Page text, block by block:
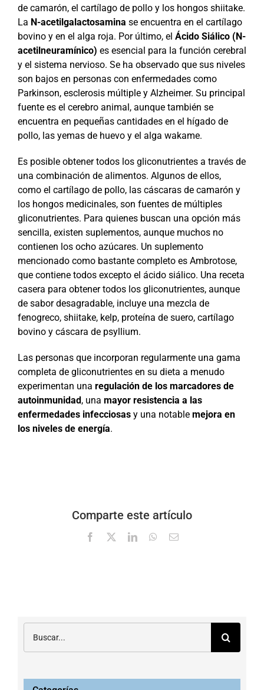
de camarón, el cartílago de pollo y los hongos shiitake.
La N-acetilgalactosamina se encuentra en el cartílago
bovino y en el alga roja. Por último, el Ácido Siálico (N-
acetilneuramínico) es esencial para la función cerebral
y el sistema nervioso. Se ha observado que sus niveles
son bajos en personas con enfermedades como
Parkinson, esclerosis múltiple y Alzheimer. Su principal
fuente es el cerebro animal, aunque también se
encuentra en pequeñas cantidades en el hígado de
pollo, las yemas de huevo y el alga wakame.
Es posible obtener todos los gliconutrientes a través de
una combinación de alimentos. Algunos de ellos,
como el cartílago de pollo, las cáscaras de camarón y
los hongos medicinales, son fuentes de múltiples
gliconutrientes. Para quienes buscan una opción más
sencilla, existen suplementos, aunque muchos no
contienen los ocho azúcares. Un suplemento
mencionado como bastante completo es Ambrotose,
que contiene todos excepto el ácido siálico. Una receta
casera para obtener todos los gliconutrientes, aunque
de sabor desagradable, incluye una mezcla de
fenogreco, shiitake, kelp, proteína de suero, cartílago
bovino y cáscara de psyllium.
Las personas que incorporan regularmente una gama
completa de gliconutrientes en su dieta a menudo
experimentan una regulación de los marcadores de
autoinmunidad, una mayor resistencia a las
enfermedades infecciosasy una notable mejora en
los niveles de energía.
Comparte este artículo
Facebook LinkedInWhatsApp
Correo